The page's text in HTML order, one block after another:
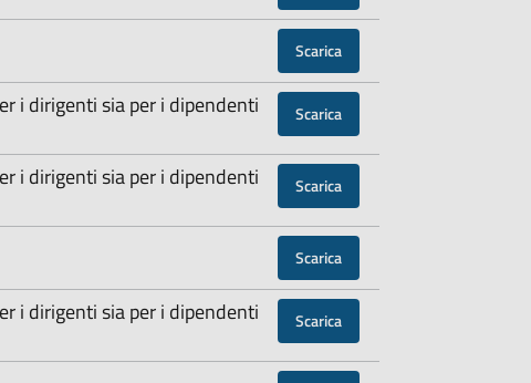
Scarica
i dirigenti sia per i dipendenti
Scarica
i dirigenti sia per i dipendenti
Scarica
Scarica
i dirigenti sia per i dipendenti
Scarica